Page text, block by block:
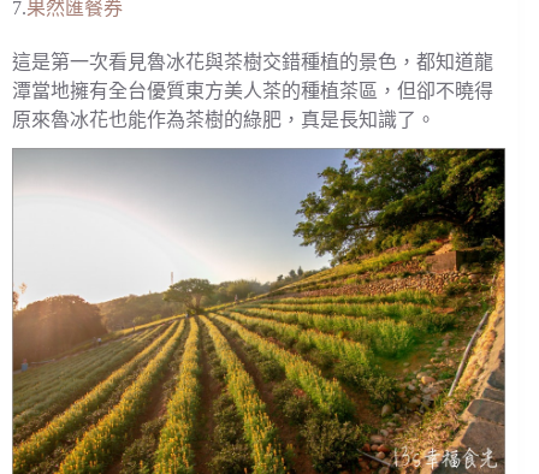
7.果然匯餐券
這是第一次看見魯冰花與茶樹交錯種植的景色，都知道龍
潭當地擁有全台優質東方美人茶的種植茶區，但卻不曉得
原來魯冰花也能作為茶樹的綠肥，真是長知識了。